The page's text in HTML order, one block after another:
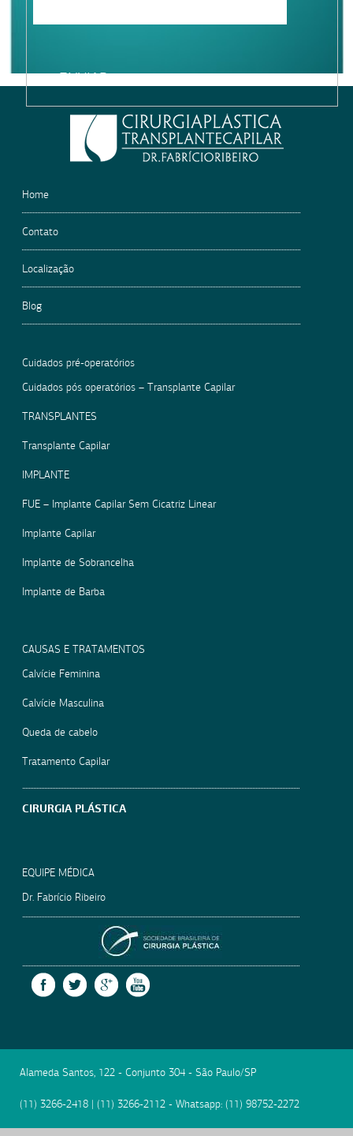
leave
Home
Contato
Localização
Blog
Cuidados pré-operatórios
Cuidados pós operatórios – Transplante Capilar
TRANSPLANTES
Transplante Capilar
IMPLANTE
FUE – Implante Capilar Sem Cicatriz Linear
Implante Capilar
Implante de Sobrancelha
Implante de Barba
CAUSAS E TRATAMENTOS
Calvície Feminina
Calvície Masculina
Queda de cabelo
Tratamento Capilar
CIRURGIA PLÁSTICA
EQUIPE MÉDICA
Dr. Fabrício Ribeiro
FACEBOOKTWITTERGOOGLE +
Alameda Santos, 122 - Conjunto 304 - São Paulo/SP
(11) 3266-2418 | (11) 3266-2112 - Whatsapp: (11) 98752-2272